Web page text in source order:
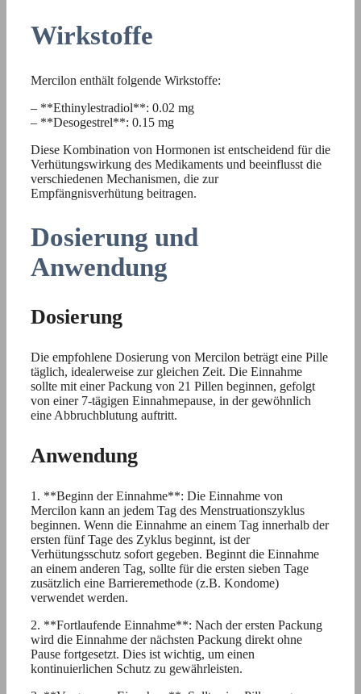
Wirkstoffe
Mercilon enthält folgende Wirkstoffe:
– **Ethinylestradiol**: 0.02 mg
– **Desogestrel**: 0.15 mg
Diese Kombination von Hormonen ist entscheidend für die
Verhütungswirkung des Medikaments und beeinflusst die
verschiedenen Mechanismen, die zur
Empfängnisverhütung beitragen.
Dosierung und
Anwendung
Dosierung
Die empfohlene Dosierung von Mercilon beträgt eine Pille
täglich, idealerweise zur gleichen Zeit. Die Einnahme
sollte mit einer Packung von 21 Pillen beginnen, gefolgt
von einer 7-tägigen Einnahmepause, in der gewöhnlich
eine Abbruchblutung auftritt.
Anwendung
1. **Beginn der Einnahme**: Die Einnahme von
Mercilon kann an jedem Tag des Menstruationszyklus
beginnen. Wenn die Einnahme an einem Tag innerhalb der
ersten fünf Tage des Zyklus beginnt, ist der
Verhütungsschutz sofort gegeben. Beginnt die Einnahme
an einem anderen Tag, sollte für die ersten sieben Tage
zusätzlich eine Barrieremethode (z.B. Kondome)
verwendet werden.
2. **Fortlaufende Einnahme**: Nach der ersten Packung
wird die Einnahme der nächsten Packung direkt ohne
Pause fortgesetzt. Dies ist wichtig, um einen
kontinuierlichen Schutz zu gewährleisten.